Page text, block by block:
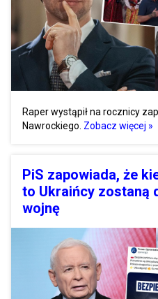
Raper wystąpił na rocznicy
Nawrockiego. Zobacz więcej »
PiS zapowiada, że
to Ukraińcy zostaną
wojnę